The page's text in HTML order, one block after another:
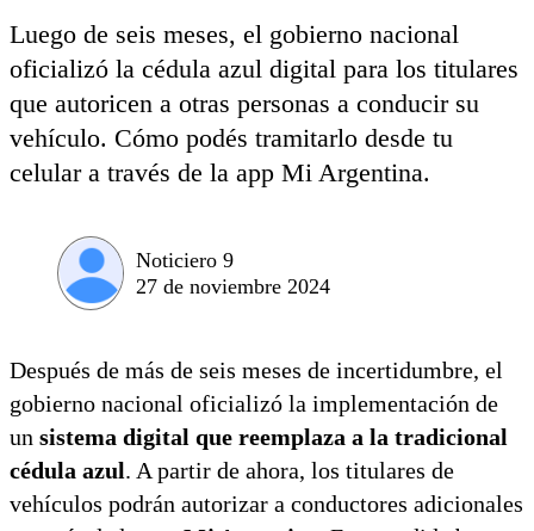
Luego de seis meses, el gobierno nacional
oficializó la cédula azul digital para los titulares
que autoricen a otras personas a conducir su
vehículo. Cómo podés tramitarlo desde tu
celular a través de la app Mi Argentina.
Noticiero 9
27 de noviembre 2024
Después de más de seis meses de incertidumbre, el
gobierno nacional oficializó la implementación de
un sistema digital que reemplaza a la tradicional
cédula azul. A partir de ahora, los titulares de
vehículos podrán autorizar a conductores adicionales